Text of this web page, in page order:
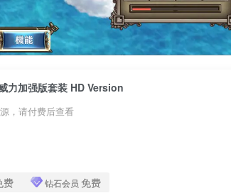
力加强版套装 HD Version
，请付费后查看
费 钻石会员 免费